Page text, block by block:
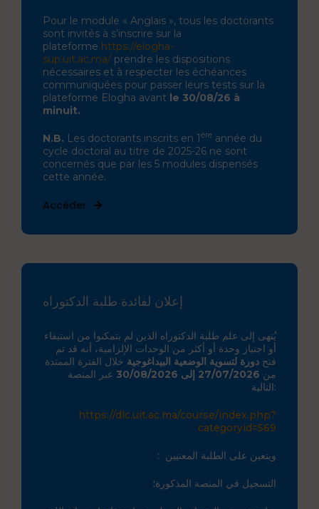
Pour le module « Anglais », tous les doctorants
sont invités à s’inscrire sur la
plateforme https://elogha-
sup.uit.ac.ma/ prendre les dispositions
nécessaires et à respecter les échéances
communiquées pour passer leurs tests sur la
plateforme Elogha avant le 30/08/26 à
minuit.
N.B. Les doctorants inscrits en 1ère année du
cycle doctoral au titre de 2025-26 ne sont
concernés que par les 5 modules dispensés
cette année.
Accéder
إعلان لفائدة طلبة الدكتوراه
يُنهى إلى علم طلبة الدكتوراه الذين لم يتمكنوا من استيفاء
أو اجتياز وحدة أو أكثر من الوحدات الإلزامية، أنه قد تم
فتح دورة لتسوية الوضعية البيداغوجية خلال الفترة الممتدة
من 27/07/2026 إلى 30/08/2026
عبر المنصة
التالية:
https://dlc.uit.ac.ma/course/index.php?
categoryid=569
: ويتعين على الطلبة المعنيين
التسجيل في المنصة المذكورة؛